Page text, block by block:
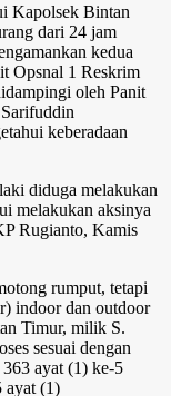
Kapolsek Bintan
dari 24 jam
kedua
Opsnal 1 Reskrim
oleh Panit
keberadaan
diduga melakukan
melakukan aksinya
Rugianto, Kamis
rumput, tetapi
indoor dan outdoor
Timur, milik S.
sesuai dengan
ayat (1) ke-5
ayat (1)